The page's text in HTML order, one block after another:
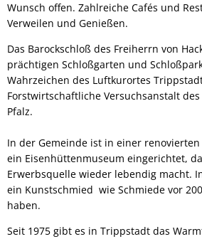
Wunsch offen. Zahlreiche Cafés und
Verweilen und Genießen.
Das Barockschloß des Freiherrn von
prächtigen Schloßgarten und
Wahrzeichen des Luftkurortes
Forstwirtschaftliche Versuchsanstalt
Pfalz.
In der Gemeinde ist in einer
ein Eisenhüttenmuseum eingerichtet,
Erwerbsquelle wieder lebendig macht.
ein Kunstschmied wie Schmiede vor
haben.
Seit 1975 gibt es in Trippstadt das